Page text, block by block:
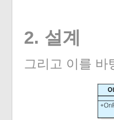
2. 설계
그리고 이를 바